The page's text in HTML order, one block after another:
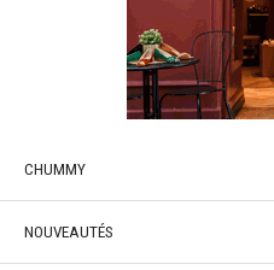
CHUMMY
NOUVEAUTÉS